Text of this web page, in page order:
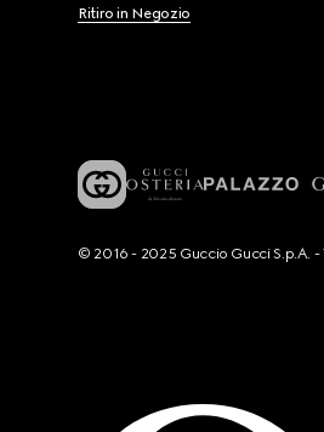
Ritiro in Negozio
© 2016 - 2025 Guccio Gucci S.p.A.